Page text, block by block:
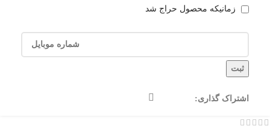
زمانیکه محصول حراج شد
ثبت
اشتراک گذاری: